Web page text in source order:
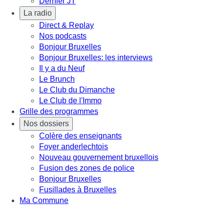
La radio
Direct & Replay
Nos podcasts
Bonjour Bruxelles
Bonjour Bruxelles: les interviews
Il y a du Neuf
Le Brunch
Le Club du Dimanche
Le Club de l'Immo
Grille des programmes
Nos dossiers
Colère des enseignants
Foyer anderlechtois
Nouveau gouvernement bruxellois
Fusion des zones de police
Bonjour Bruxelles
Fusillades à Bruxelles
Ma Commune